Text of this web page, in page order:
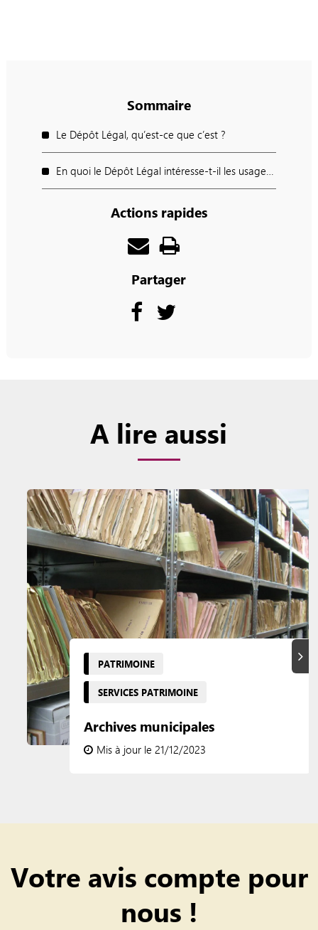
Sommaire
Le Dépôt Légal, qu’est-ce que c’est ?
En quoi le Dépôt Légal intéresse-t-il les usagers ?
Actions rapides
Partager
A lire aussi
PATRIMOINE
SERVICES PATRIMOINE
Archives municipales
Mis à jour le 21/12/2023
Votre avis compte pour
nous !